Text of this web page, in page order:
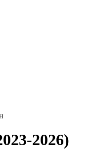
2026)